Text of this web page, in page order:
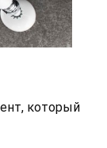
который